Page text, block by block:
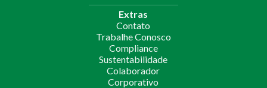
Extras
Contato
Trabalhe Conosco
Compliance
Sustentabilidade
Colaborador
Corporativo